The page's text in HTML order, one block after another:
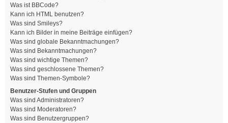
Was ist BBCode?
Kann ich HTML benutzen?
Was sind Smileys?
Kann ich Bilder in meine Beiträge einfügen?
Was sind globale Bekanntmachungen?
Was sind Bekanntmachungen?
Was sind wichtige Themen?
Was sind geschlossene Themen?
Was sind Themen-Symbole?
Benutzer-Stufen und Gruppen
Was sind Administratoren?
Was sind Moderatoren?
Was sind Benutzergruppen?